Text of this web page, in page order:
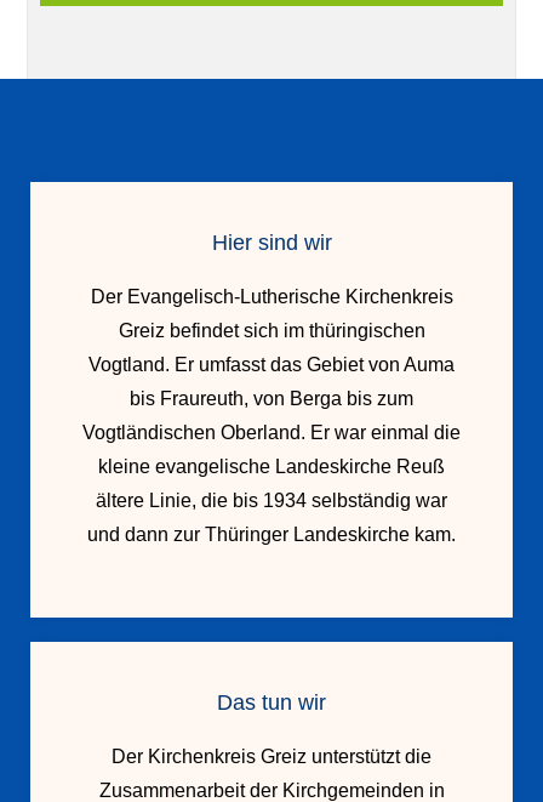
Hier sind wir
Der Evangelisch-Lutherische Kirchenkreis
Greiz befindet sich im thüringischen
Vogtland. Er umfasst das Gebiet von Auma
bis Fraureuth, von Berga bis zum
Vogtländischen Oberland. Er war einmal die
kleine evangelische Landeskirche Reuß
ältere Linie, die bis 1934 selbständig war
und dann zur Thüringer Landeskirche kam.
Das tun wir
Der Kirchenkreis Greiz unterstützt die
Zusammenarbeit der Kirchgemeinden in